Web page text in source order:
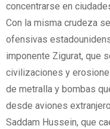
concentrarse en
Con la misma crudeza
ofensivas
imponente Zigurat, que
civilizaciones y
de metralla y bombas
desde aviones
Saddam Hussein, que